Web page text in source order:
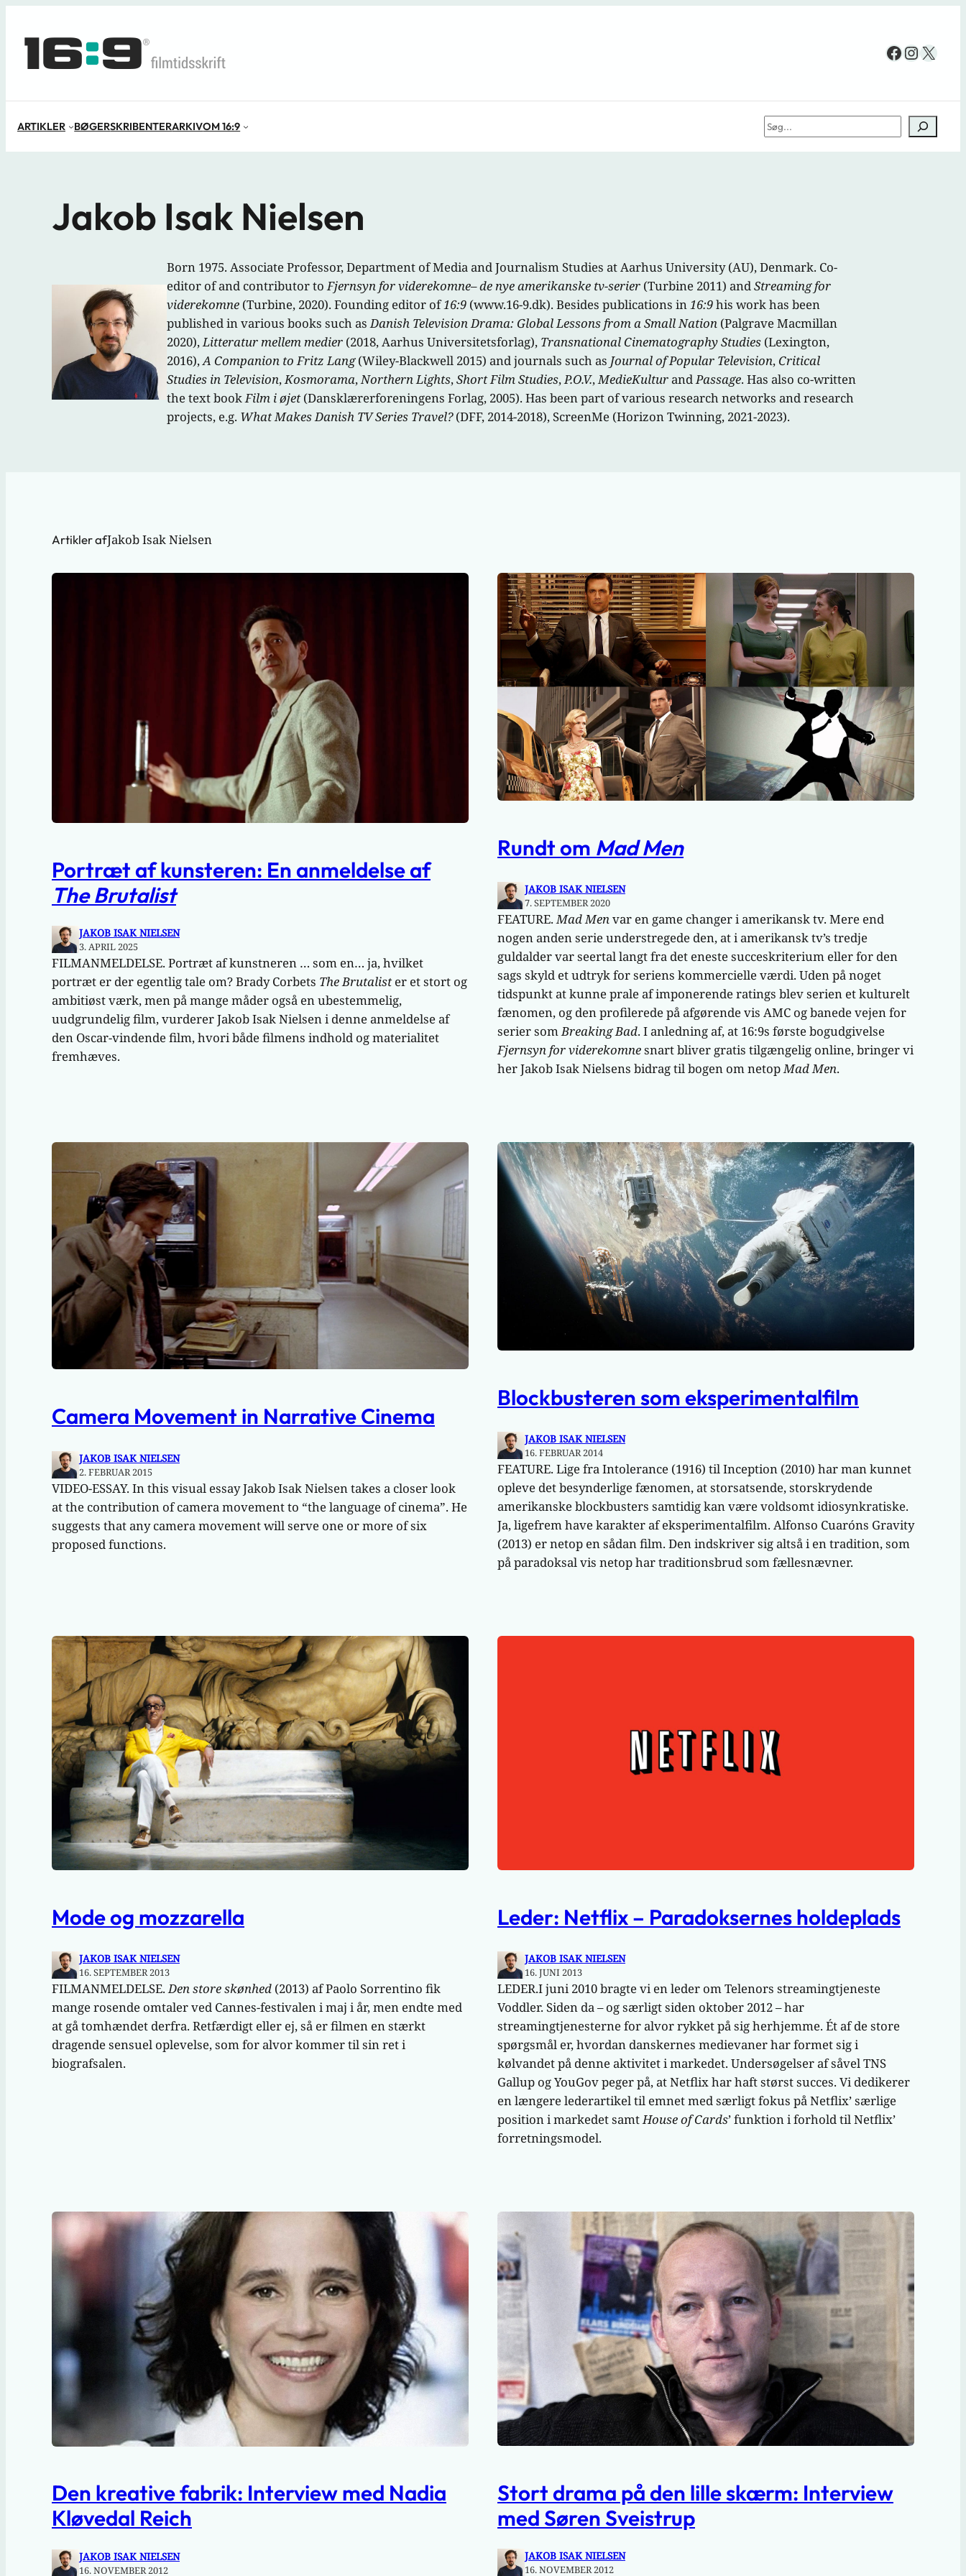
indhold
Facebook
X
ARTIKLER BØGERSKRIBENTERARKIVOM 16:9 Søg
Jakob Isak Nielsen
Born 1975. Associate Professor, Department of Media and Journalism Studies at Aarhus University (AU), Denmark. Co-
editor of and contributor toFjernsyn for viderekomne– de nye amerikanske tv-serier (Turbine 2011) andStreaming for
viderekomne (Turbine, 2020). Founding editor of16:9 (www.16-9.dk). Besides publications in16:9his work has been
published in various books such asDanish Television Drama: Global Lessons from a Small Nation (Palgrave Macmillan
2020),Litteratur mellem medier (2018, Aarhus Universitetsforlag), Transnational Cinematography Studies (Lexington,
2016),A Companion to Fritz Lang(Wiley-Blackwell 2015) and journals such as Journal of Popular Television, Critical
Studies in Television,Kosmorama,Northern Lights,Short Film Studies,P.O.V.,MedieKulturandPassage. Has also co-written
the text bookFilm i øjet(Dansklærerforeningens Forlag, 2005). Has been part of various research networks and research
projects, e.g. What Makes Danish TV Series Travel?(DFF, 2014-2018), ScreenMe (Horizon Twinning, 2021-2023).
Artikler afJakob Isak Nielsen
Portræt af kunsteren: En anmeldelse af
The Brutalist
JAKOB ISAK NIELSEN
3. APRIL 2025
FILMANMELDELSE. Portræt af kunstneren … som en… ja, hvilket
portræt er der egentlig tale om? Brady Corbets The Brutalister et stort og
ambitiøst værk, men på mange måder også en ubestemmelig,
uudgrundelig film, vurderer Jakob Isak Nielsen i denne anmeldelse af
den Oscar-vindende film, hvori både filmens indhold og materialitet
fremhæves.
Rundt om Mad Men
JAKOB ISAK NIELSEN
7. SEPTEMBER 2020
FEATURE.Mad Menvar en game changer i amerikansk tv. Mere end
nogen anden serie understregede den, at i amerikansk tv’s tredje
guldalder var seertal langt fra det eneste succeskriterium eller for den
sags skyld et udtryk for seriens kommercielle værdi. Uden på noget
tidspunkt at kunne prale af imponerende ratings blev serien et kulturelt
fænomen, og den profilerede på afgørende vis AMC og banede vejen for
serier somBreaking Bad. I anledning af, at 16:9s første bogudgivelse
Fjernsyn for viderekomnesnart bliver gratis tilgængelig online, bringer vi
her Jakob Isak Nielsens bidrag til bogen om netopMad Men.
Camera Movement in Narrative Cinema
JAKOB ISAK NIELSEN
2. FEBRUAR 2015
VIDEO-ESSAY. In this visual essay Jakob Isak Nielsen takes a closer look
at the contribution of camera movement to “the language of cinema”. He
suggests that any camera movement will serve one or more of six
proposed functions.
Blockbusteren som eksperimentalfilm
JAKOB ISAK NIELSEN
16. FEBRUAR 2014
FEATURE. Lige fra Intolerance (1916) til Inception (2010) har man kunnet
opleve det besynderlige fænomen, at storsatsende, storskrydende
amerikanske blockbusters samtidig kan være voldsomt idiosynkratiske.
Ja, ligefrem have karakter af eksperimentalfilm. Alfonso Cuaróns Gravity
(2013) er netop en sådan film. Den indskriver sig altså i en tradition, som
på paradoksal vis netop har traditionsbrud som fællesnævner.
Mode og mozzarella
JAKOB ISAK NIELSEN
16. SEPTEMBER 2013
FILMANMELDELSE.Den store skønhed (2013) af Paolo Sorrentino fik
mange rosende omtaler ved Cannes-festivalen i maj i år, men endte med
at gå tomhændet derfra. Retfærdigt eller ej, så er filmen en stærkt
dragende sensuel oplevelse, som for alvor kommer til sin ret i
biografsalen.
Leder: Netflix – Paradoksernes holdeplads
JAKOB ISAK NIELSEN
16. JUNI 2013
LEDER.I juni 2010 bragte vi en leder om Telenors streamingtjeneste
Voddler. Siden da – og særligt siden oktober 2012 – har
streamingtjenesterne for alvor rykket på sig herhjemme. Ét af de store
spørgsmål er, hvordan danskernes medievaner har formet sig i
kølvandet på denne aktivitet i markedet. Undersøgelser af såvel TNS
Gallup og YouGov peger på, at Netflix har haft størst succes. Vi dedikerer
en længere lederartikel til emnet med særligt fokus på Netflix’ særlige
position i markedet samtHouse of Cards’ funktion i forhold til Netflix’
forretningsmodel.
Den kreative fabrik: Interview med Nadia
Kløvedal Reich
JAKOB ISAK NIELSEN
16. NOVEMBER 2012
Stort drama på den lille skærm: Interview
med Søren Sveistrup
JAKOB ISAK NIELSEN
16. NOVEMBER 2012